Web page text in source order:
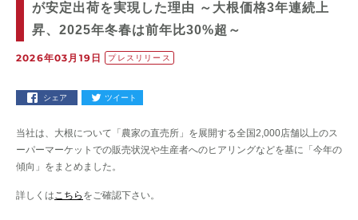
が安定出荷を実現した理由 ～大根価格3年連続上
昇、2025年冬春は前年比30%超～
2026年03月19日 プレスリリース
シェア ツイート
当社は、大根について「農家の直売所」を展開する全国2,000店舗以上のス
ーパーマーケットでの販売状況や生産者へのヒアリングなどを基に「今年の
傾向」をまとめました。
詳しくはこちら をご確認下さい。